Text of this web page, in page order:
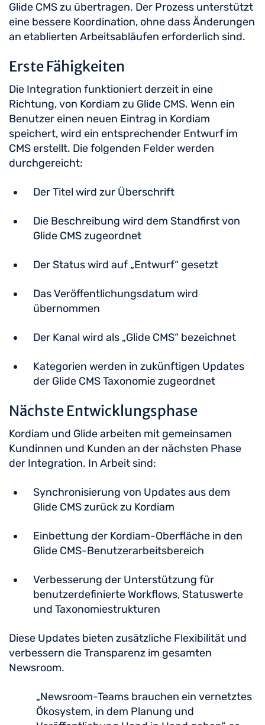
Glide CMS zu übertragen. Der Prozess unterstützt
eine bessere Koordination, ohne dass Änderungen
an etablierten Arbeitsabläufen erforderlich sind.
Erste Fähigkeiten
Die Integration funktioniert derzeit in eine
Richtung, von Kordiam zu Glide CMS. Wenn ein
Benutzer einen neuen Eintrag in Kordiam
speichert, wird ein entsprechender Entwurf im
CMS erstellt. Die folgenden Felder werden
durchgereicht:
Der Titel wird zur Überschrift
Die Beschreibung wird dem Standfirst von
Glide CMS zugeordnet
Der Status wird auf „Entwurf“ gesetzt
Das Veröffentlichungsdatum wird
übernommen
Der Kanal wird als „Glide CMS“ bezeichnet
Kategorien werden in zukünftigen Updates
der Glide CMS Taxonomie zugeordnet
Nächste Entwicklungsphase
Kordiam und Glide arbeiten mit gemeinsamen
Kundinnen und Kunden an der nächsten Phase
der Integration. In Arbeit sind:
Synchronisierung von Updates aus dem
Glide CMS zurück zu Kordiam
Einbettung der Kordiam-Oberfläche in den
Glide CMS-Benutzerarbeitsbereich
Verbesserung der Unterstützung für
benutzerdefinierte Workflows, Statuswerte
und Taxonomiestrukturen
Diese Updates bieten zusätzliche Flexibilität und
verbessern die Transparenz im gesamten
Newsroom.
„Newsroom-Teams brauchen ein vernetztes
Ökosystem, in dem Planung und